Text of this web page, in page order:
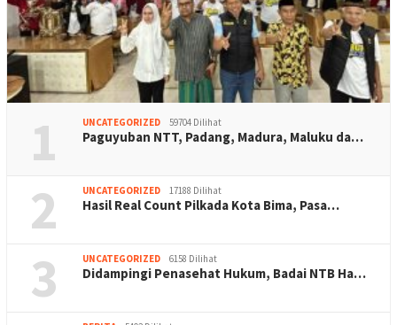
1 UNCATEGORIZED 59704 Dilihat
Paguyuban NTT, Padang, Madura, Maluku da…
2 UNCATEGORIZED 17188 Dilihat
Hasil Real Count Pilkada Kota Bima, Pasa…
3 UNCATEGORIZED 6158 Dilihat
Didampingi Penasehat Hukum, Badai NTB Ha…